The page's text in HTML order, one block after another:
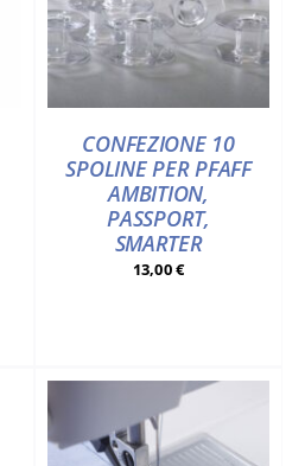
CONFEZIONE 10
SPOLINE PER PFAFF
AMBITION,
PASSPORT,
SMARTER
13,00€